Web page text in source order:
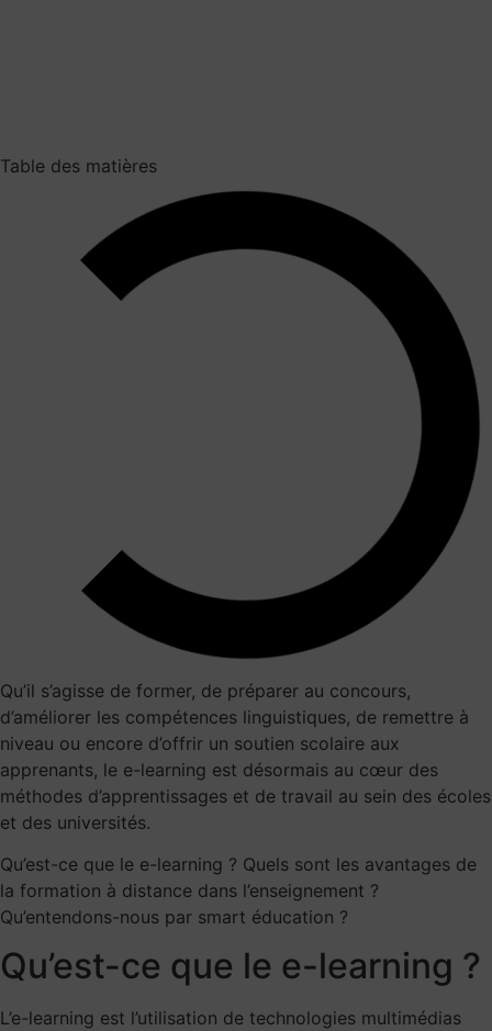
Table des matières
Qu’il s’agisse de former, de préparer au concours,
d’améliorer les compétences linguistiques, de remettre à
niveau ou encore d’offrir un soutien scolaire aux
apprenants, le e-learning est désormais au cœur des
méthodes d’apprentissages et de travail au sein des écoles
et des universités.
Qu’est-ce que le e-learning ? Quels sont les avantages de
la formation à distance dans l’enseignement ?
Qu’entendons-nous par smart éducation ?
Qu’est-ce que le e-learning ?
L’e-learning est l’utilisation de technologies multimédias